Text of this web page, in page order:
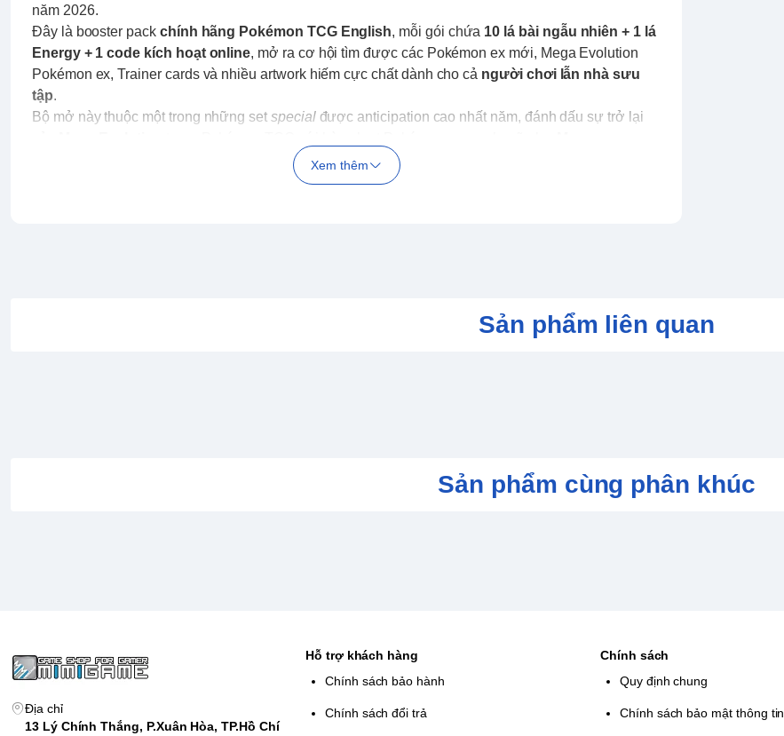
năm 2026.
Đây là booster pack chính hãng Pokémon TCG English, mỗi gói chứa 10 lá bài ngẫu nhiên + 1 lá
Energy + 1 code kích hoạt online, mở ra cơ hội tìm được các Pokémon ex mới, Mega Evolution
Pokémon ex, Trainer cards và nhiều artwork hiếm cực chất dành cho cả người chơi lẫn nhà sưu
tập.
Bộ mở này thuộc một trong những set specialđược anticipation cao nhất năm, đánh dấu sự trở lại
, cùng các lá bài rare, illustration-rare và hơn 290 lá thuộc toàn bộ set
Xem thêm
Sản phẩm liên quan
Sản phẩm cùng phân khúc
Địa chỉ
13 Lý Chính Thắng, P.Xuân Hòa, TP.Hồ Chí
Hỗ trợ khách hàng
Chính sách bảo hành
Chính sách đổi trả
Chính sách
Quy định chung
Chính sách bảo mật thông tin